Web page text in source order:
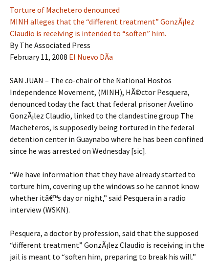
Torture of Machetero denounced
MINH alleges that the “different treatment” GonzÃ¡lez
Claudio is receiving is intended to “soften” him.
By The Associated Press
February 11, 2008 El Nuevo DÃ­a
SAN JUAN – The co-chair of the National Hostos
Independence Movement, (MINH), HÃ©ctor Pesquera,
denounced today the fact that federal prisoner Avelino
GonzÃ¡lez Claudio, linked to the clandestine group The
Macheteros, is supposedly being tortured in the federal
detention center in Guaynabo where he has been confined
since he was arrested on Wednesday [sic].
“We have information that they have already started to
torture him, covering up the windows so he cannot know
whether itâ€™s day or night,” said Pesquera in a radio
interview (WSKN).
Pesquera, a doctor by profession, said that the supposed
“different treatment” GonzÃ¡lez Claudio is receiving in the
jail is meant to “soften him, preparing to break his will.”